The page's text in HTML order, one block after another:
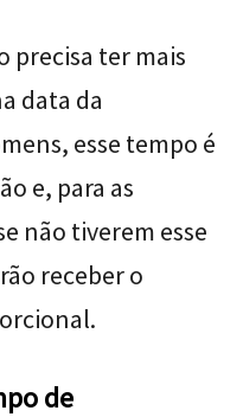
precisa ter mais
data da
esse tempo é
e, para as
não tiverem esse
receber o
de